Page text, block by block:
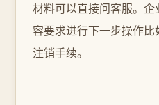
材料可以直接问客服。
容要求进行下一步操作
注销手续。